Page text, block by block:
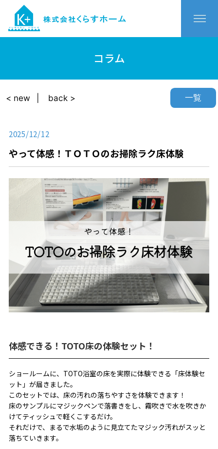
コラム
一覧
< new back >
2025/12/12
やって体感！ＴＯＴＯのお掃除ラク床体験
体感できる！TOTO床の体験セット！
ショールームに、TOTO浴室の床を実際に体験できる「床体験セ
ット」が届きました。
このセットでは、床の汚れの落ちやすさを体験できます！
床のサンプルにマジックペンで落書きをし、霧吹きで水を吹きか
けてティッシュで軽くこするだけ。
それだけで、まるで水垢のように見立てたマジック汚れがスッと
落ちていきます。